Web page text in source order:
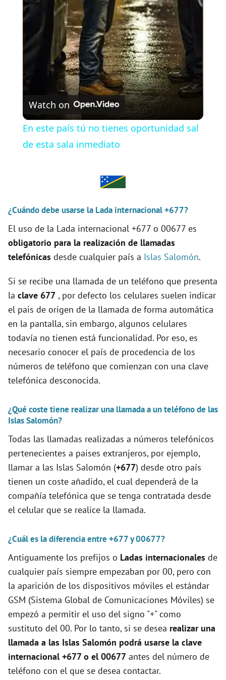
l
a
y
V
i
e
o
Watch on
En este país tú no tienes oportunidad sal
de esta sala inmediato
¿Cuándo debe usarse la Lada internacional +677?
El uso de la Lada internacional +677 o 00677 es
obligatorio para la realización de llamadas
telefónicas desde cualquier país a Islas Salomón.
Si se recibe una llamada de un teléfono que presenta
la clave 677 , por defecto los celulares suelen indicar
el pais de origen de la llamada de forma automática
en la pantalla, sin embargo, algunos celulares
todavía no tienen está funcionalidad. Por eso, es
necesario conocer el país de procedencia de los
números de teléfono que comienzan con una clave
telefónica desconocida.
¿Qué coste tiene realizar una llamada a un teléfono de las
Islas Salomón?
Todas las llamadas realizadas a números telefónicos
pertenecientes a paises extranjeros, por ejemplo,
llamar a las Islas Salomón (+677) desde otro país
tienen un coste añadido, el cual dependerá de la
compañía telefónica que se tenga contratada desde
el celular que se realice la llamada.
¿Cuál es la diferencia entre +677 y 00677?
Antiguamente los prefijos o Ladas internacionales de
cualquier país siempre empezaban por 00, pero con
la aparición de los dispositivos móviles el estándar
GSM (Sistema Global de Comunicaciones Móviles) se
empezó a permitir el uso del signo "+" como
sustituto del 00. Por lo tanto, si se desea realizar una
llamada a las Islas Salomón podrá usarse la clave
internacional +677 o el 00677 antes del número de
teléfono con el que se desea contactar.